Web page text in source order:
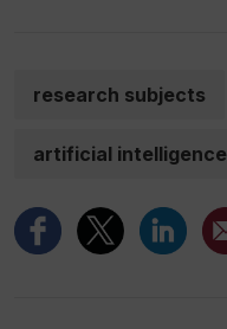
research subjects
artificial intelligence